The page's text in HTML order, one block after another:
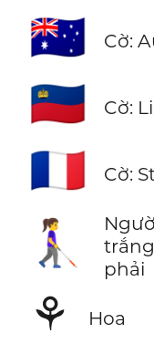
🇦🇺 Cờ:
🇱🇮 Cờ:
🇲🇫 Cờ:
👩‍🦯‍➡️
phải
⚘ Hoa